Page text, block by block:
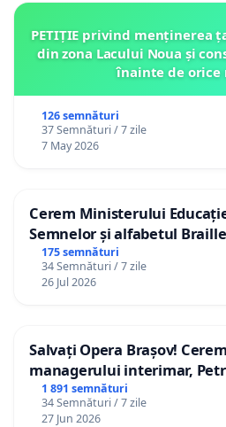
PETIȚIE privind menținerea
din zona Lacului Noua și
înainte de orice
126 semnături
37 Semnături / 7 zile
7 May 2026
Cerem Ministerului
Semnelor și alfabetul
Republica Moldova!
175 semnături
34 Semnături / 7 zile
26 Jul 2026
Salvați Opera Brașov!
managerului interimar,
1 891 semnături
34 Semnături / 7 zile
27 Jun 2026